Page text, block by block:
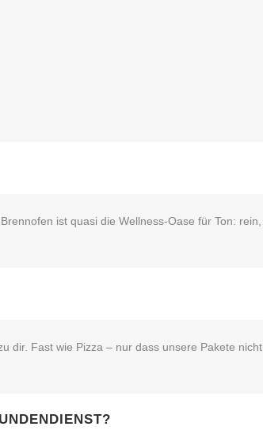
ist quasi die Wellness‑Oase für Ton: rein,
dir. Fast wie Pizza – nur dass unsere Pakete nicht